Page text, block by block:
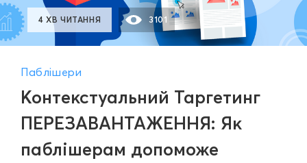
Контекстуальний Таргетинг
ПЕРЕЗАВАНТАЖЕННЯ: Як
паблішерам допоможе
Паблішери
4 ХВ ЧИТАННЯ 3101